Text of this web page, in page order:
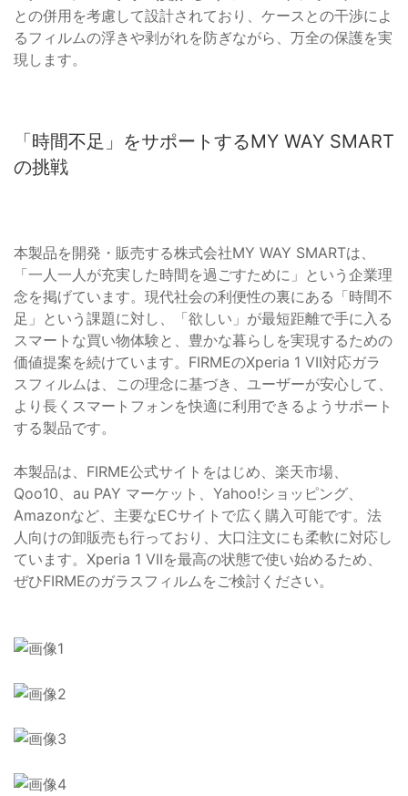
との併用を考慮して設計されており、ケースとの干渉によ
るフィルムの浮きや剥がれを防ぎながら、万全の保護を実
現します。
「時間不足」をサポートするMY WAY SMART
の挑戦
本製品を開発・販売する株式会社MY WAY SMARTは、
「一人一人が充実した時間を過ごすために」という企業理
念を掲げています。現代社会の利便性の裏にある「時間不
足」という課題に対し、「欲しい」が最短距離で手に入る
スマートな買い物体験と、豊かな暮らしを実現するための
価値提案を続けています。FIRMEのXperia 1 VII対応ガラ
スフィルムは、この理念に基づき、ユーザーが安心して、
より長くスマートフォンを快適に利用できるようサポート
する製品です。
本製品は、FIRME公式サイトをはじめ、楽天市場、
Qoo10、au PAY マーケット、Yahoo!ショッピング、
Amazonなど、主要なECサイトで広く購入可能です。法
人向けの卸販売も行っており、大口注文にも柔軟に対応し
ています。Xperia 1 VIIを最高の状態で使い始めるため、
ぜひFIRMEのガラスフィルムをご検討ください。